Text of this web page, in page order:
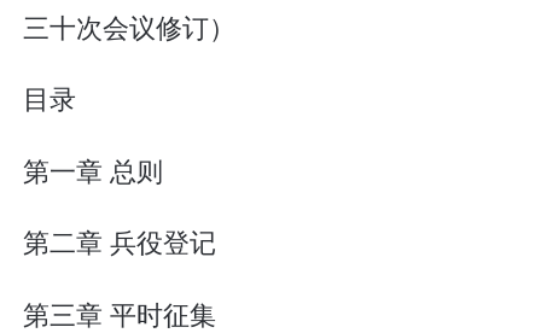
三十次会议修订）
目录
第一章 总则
第二章 兵役登记
第三章 平时征集